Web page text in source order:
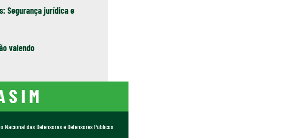
Segurança jurídica e
valendo
das Defensoras e Defensores Públicos